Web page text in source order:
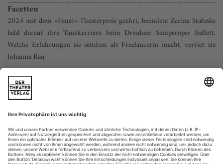
Facetten
2024 mit dem «Faust»-Theaterpreis geehrt, beendete Zarina Stahnke
bald darauf ihre Tanzkarriere beim Dresdner Semperoper Ballett.
Welche Erfahrungen sie seitdem als Freelancerin macht, verriet sie
Johanna Rau
Wir treffen uns im Café des C/O Berlin, Ausstellungshaus für
Fotografie. Schon zur Begrüßung strahlt Zarina Stahnke:
«Das passt super, ich liebe Fotografie!» Und sofort sind wir
mittendrin, erkunden die vielen Facetten der Tänzerin. Seit
Juli 2025 hat sie Gelegenheit, diese aufzufächern. Gemessen
an der Energie, die Stahnke beim Treffen versprüht, scheint
sie in...